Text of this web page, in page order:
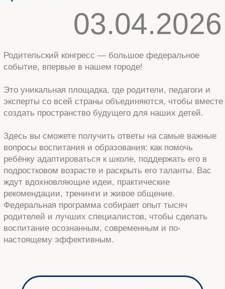
MAX-КАНАЛ
вопросы воспитания и образования: как помочь
ребёнку адаптироваться к школе, поддержать его в
подростковом возрасте и раскрыть его таланты. Вас
Федеральная программа собирает опыт тысяч
родителей и лучших специалистов, чтобы сделать
воспитание осознанным, современным и по-
РЕГИСТРАЦИЯ
БАЗА ЗНАНИЙ